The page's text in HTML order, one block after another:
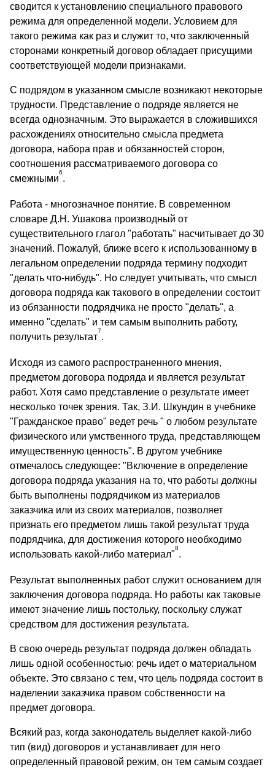
сводится к установлению специального правового
режима для определенной модели. Условием для
такого режима как раз и служит то, что заключенный
сторонами конкретный договор обладает присущими
соответствующей модели признаками.
С подрядом в указанном смысле возникают некоторые
трудности. Представление о подряде является не
всегда однозначным. Это выражается в сложившихся
расхождениях относительно смысла предмета
договора, набора прав и обязанностей сторон,
соотношения рассматриваемого договора со
смежными
6
.
Работа - многозначное понятие. В современном
словаре Д.Н. Ушакова производный от
существительного глагол "работать" насчитывает до 30
значений. Пожалуй, ближе всего к использованному в
легальном определении подряда термину подходит
"делать что-нибудь". Но следует учитывать, что смысл
договора подряда как такового в определении состоит
из обязанности подрядчика не просто "делать", а
именно "сделать" и тем самым выполнить работу,
получить результат
7
.
Исходя из самого распространенного мнения,
предметом договора подряда и является результат
работ. Хотя само представление о результате имеет
несколько точек зрения. Так, З.И. Шкундин в учебнике
"Гражданское право" ведет речь " о любом результате
физического или умственного труда, представляющем
имущественную ценность". В другом учебнике
отмечалось следующее: "Включение в определение
договора подряда указания на то, что работы должны
быть выполнены подрядчиком из материалов
заказчика или из своих материалов, позволяет
признать его предметом лишь такой результат труда
подрядчика, для достижения которого необходимо
использовать какой-либо материал"
8
.
Результат выполненных работ служит основанием для
заключения договора подряда. Но работы как таковые
имеют значение лишь постольку, поскольку служат
средством для достижения результата.
В свою очередь результат подряда должен обладать
лишь одной особенностью: речь идет о материальном
объекте. Это связано с тем, что цель подряда состоит в
наделении заказчика правом собственности на
предмет договора.
Всякий раз, когда законодатель выделяет какой-либо
тип (вид) договоров и устанавливает для него
определенный правовой режим, он тем самым создает